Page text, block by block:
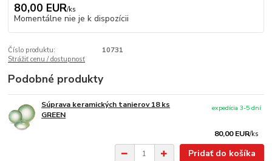
80,00 EUR/ks
Momentálne nie je k dispozícii
Číslo produktu:
10731
Strážiť cenu / dostupnosť
Podobné produkty
Súprava keramických tanierov 18 ks
GREEN
80,00 EUR/ks
expedícia 3-5 dní
Pridať do košíka